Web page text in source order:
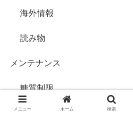
海外情報
読み物
メンテナンス
糖質制限
メニュー ホーム 検索